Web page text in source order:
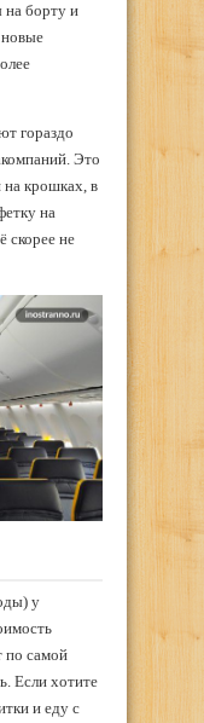
на борту и
новые
гораздо
Это
на крошках, в
на
скорее не
у
по самой
Если хотите
и еду с